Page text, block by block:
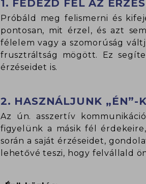
1. FEDEZD FEL AZ
Próbáld meg felismerni és
pontosan, mit érzel, és azt
félelem vagy a szomorúság
frusztráltság mögött. Ez
érzéseidet is.
2. HASZNÁLJUNK „ÉN”-
Az ún. asszertív
figyelünk a másik fél
során a saját érzéseidet,
lehetővé teszi, hogy felvállald